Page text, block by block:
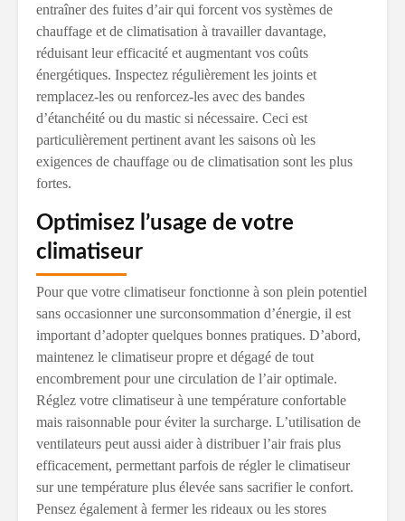
entraîner des fuites d’air qui forcent vos systèmes de
chauffage et de climatisation à travailler davantage,
réduisant leur efficacité et augmentant vos coûts
énergétiques. Inspectez régulièrement les joints et
remplacez-les ou renforcez-les avec des bandes
d’étanchéité ou du mastic si nécessaire. Ceci est
particulièrement pertinent avant les saisons où les
exigences de chauffage ou de climatisation sont les plus
fortes.
Optimisez l’usage de votre
climatiseur
Pour que votre climatiseur fonctionne à son plein potentiel
sans occasionner une surconsommation d’énergie, il est
important d’adopter quelques bonnes pratiques. D’abord,
maintenez le climatiseur propre et dégagé de tout
encombrement pour une circulation de l’air optimale.
Réglez votre climatiseur à une température confortable
mais raisonnable pour éviter la surcharge. L’utilisation de
ventilateurs peut aussi aider à distribuer l’air frais plus
efficacement, permettant parfois de régler le climatiseur
sur une température plus élevée sans sacrifier le confort.
Pensez également à fermer les rideaux ou les stores